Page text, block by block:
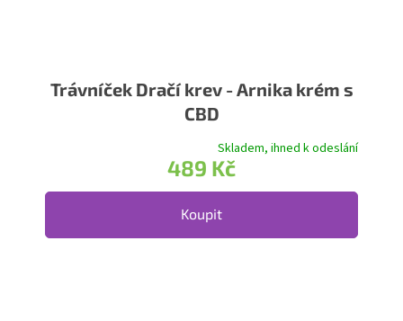
Trávníček Dračí krev - Arnika krém s
CBD
Skladem, ihned k odeslání
489 Kč
Koupit